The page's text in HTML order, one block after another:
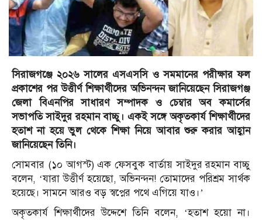
সিরাজগঞ্জে ২০২৬ সালের এসএসসি ও সমমানের পরীক্ষার ফল
প্রকাশের পর উত্তীর্ণ শিক্ষার্থীদের অভিনন্দন জানিয়েছেন সিরাজগঞ্জ
জেলা বিএনপির সাধারণ সম্পাদক ও চেম্বার অব কমার্সের
সভাপতি সাইদুর রহমান বাচ্চু। একই সঙ্গে অকৃতকার্য শিক্ষার্থীদের
হতাশ না হয়ে ভুল থেকে শিক্ষা নিয়ে আবার শুরু করার আহ্বান
জানিয়েছেন তিনি।
সোমবার (১০ আগস্ট) এক ফেসবুক বার্তায় সাইদুর রহমান বাচ্চু
বলেন, ‘যারা উত্তীর্ণ হয়েছো, অভিনন্দন! তোমাদের পরিশ্রম সার্থক
হয়েছে। সামনে আরও বড় স্বপ্নের পথে এগিয়ে যাও।’
অকৃতকার্য শিক্ষার্থীদের উদ্দেশে তিনি বলেন, ‘হতাশ হয়ো না।